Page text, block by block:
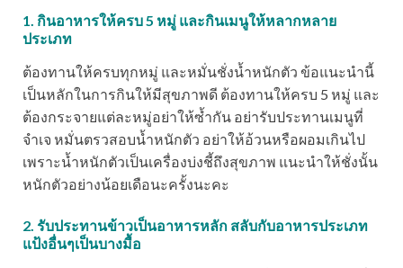
1. กินอาหารให้ครบ 5 หมู่ และกินเมนูให้หลากหลาย
ประเภท
ต้องทานให้ครบทุกหมู่ และหมั่นชั่งน้ำหนักตัว ข้อแนะนำนี้
เป็นหลักในการกินให้มีสุขภาพดี ต้องทานให้ครบ 5 หมู่ และ
ต้องกระจายแต่ละหมู่อย่าให้ซ้ำกัน อย่ารับประทานเมนูที่
จำเจ หมั่นตรวสอบน้ำหนักตัว อย่าให้อ้วนหรือผอมเกินไป
เพราะน้ำหนักตัวเป็นเครื่องบ่งชี้ถึงสุขภาพ แนะนำให้ชั่งนั้น
หนักตัวอย่างน้อยเดือนะครั้งนะคะ
2. รับประทานข้าวเป็นอาหารหลัก สลับกับอาหารประเภท
แป้งอื่นๆเป็นบางมื้อ